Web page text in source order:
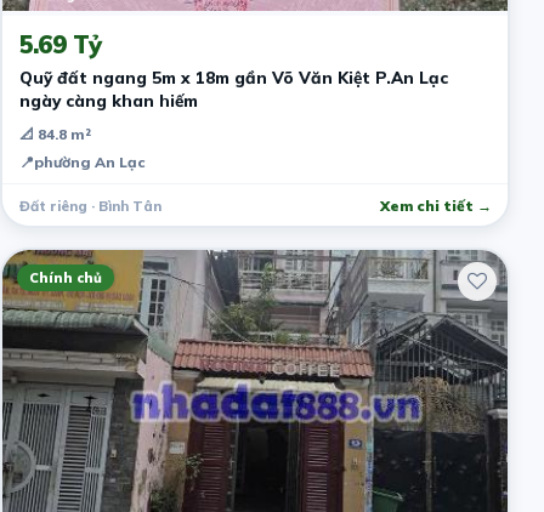
5.69 Tỷ
Quỹ đất ngang 5m x 18m gần Võ Văn Kiệt P.An Lạc
ngày càng khan hiếm
📐 84.8 m²
📍phường An Lạc
Đất riêng · Bình Tân Xem chi tiết →
Chính chủ